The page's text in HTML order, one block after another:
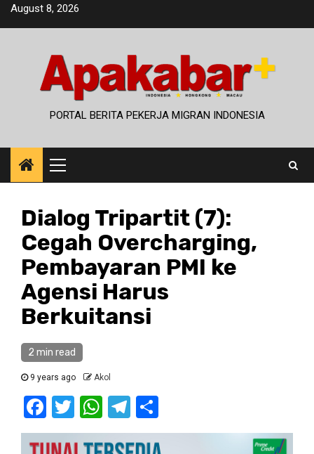
SkipAugust 8, 2026
PORTAL BERITA PEKERJA MIGRAN INDONESIA
Primary
Menu
Dialog Tripartit (7):
Cegah Overcharging,
Pembayaran PMI ke
Agensi Harus
Berkuitansi
2 min read
9 years ago Akol
Facebook
Twitter
WhatsApp
Telegram